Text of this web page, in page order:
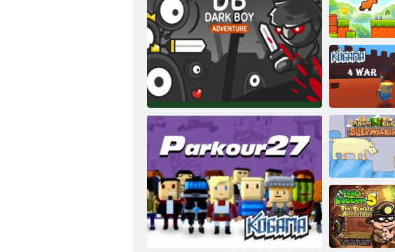
Tmavý chlapec
Skákajúca
kapybara
COGAM: Four-
war
Adam a Eva:
Lunatic